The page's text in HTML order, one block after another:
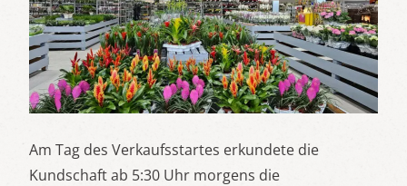
Am Tag des Verkaufsstartes erkundete die
Kundschaft ab 5:30 Uhr morgens die